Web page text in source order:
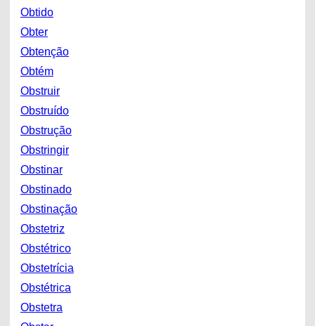
Obtido
Obter
Obtenção
Obtém
Obstruir
Obstruído
Obstrução
Obstringir
Obstinar
Obstinado
Obstinação
Obstetriz
Obstétrico
Obstetrícia
Obstétrica
Obstetra